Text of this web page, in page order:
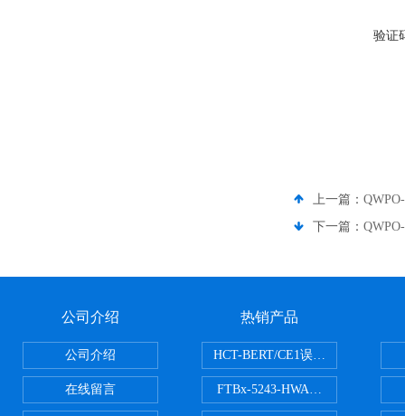
验证
上一篇：
下一篇：
公司介绍
公司介绍
在线留言
热销产品
HCT-BERT/CE1误码测试仪
FTBx-5243-HWA光谱分析仪